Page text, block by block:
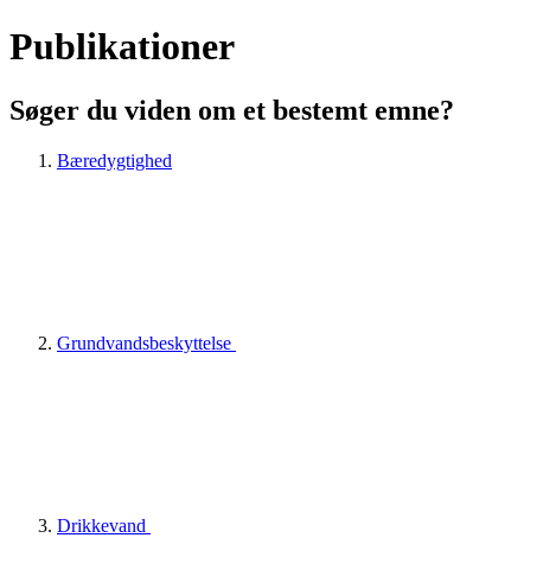
Publikationer
Søger du viden om et bestemt emne?
Bæredygtighed
Grundvandsbeskyttelse
Drikkevand